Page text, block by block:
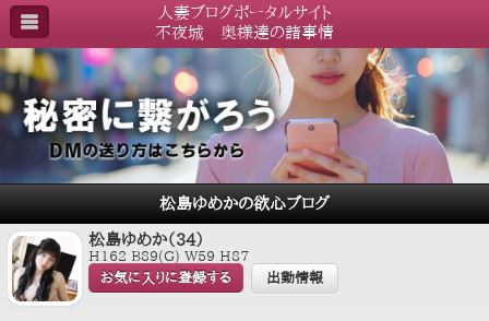
人妻ブログポータルサイト
不夜城 奥様達の諸事情
松島ゆめかの欲心ブログ
松島ゆめか（34）
H162 B89(G) W59 H87
お気に入りに登録する 出勤情報